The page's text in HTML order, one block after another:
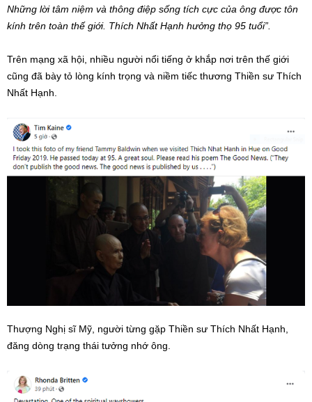
Những lời tâm niệm và thông điệp sống tích cực của ông được tôn
kính trên toàn thế giới. Thích Nhất Hạnh hưởng thọ 95 tuổi”.
Trên mạng xã hội, nhiều người nổi tiếng ở khắp nơi trên thế giới
cũng đã bày tỏ lòng kính trọng và niềm tiếc thương Thiền sư Thích
Nhất Hạnh.
Thượng Nghị sĩ Mỹ, người từng gặp Thiền sư Thích Nhất Hạnh,
đăng dòng trạng thái tưởng nhớ ông.